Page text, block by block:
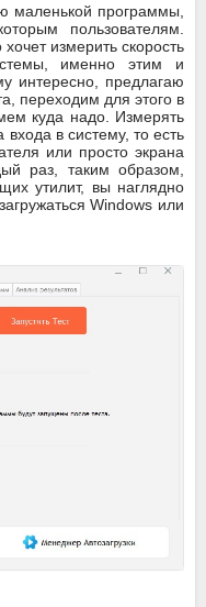
маленькой программы,
пользователям.
измерить скорость
именно этим и
интересно, предлагаю
переходим для этого в
куда надо. Измерять
в систему, то есть
или просто экрана
раз, таким образом,
утилит, вы наглядно
Windows или